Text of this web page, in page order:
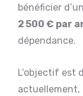
bénéficier d’un
2 500 € par
dépendance.
L’objectif est
actuellement,